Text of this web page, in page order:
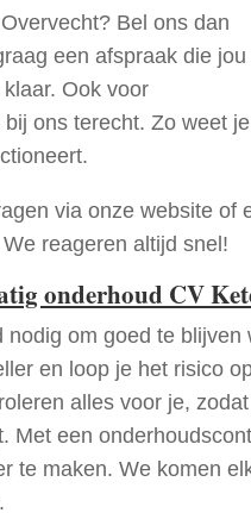
Bel ons dan
een afspraak die
Ook voor
ons terecht. Zo weet
via onze website of
reageren altijd snel!
onderhoud CV
om goed te blijven
en loop je het risico
alles voor je,
Met een
te maken. We komen